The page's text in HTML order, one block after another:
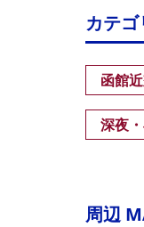
カテゴ
函館
深夜
周辺